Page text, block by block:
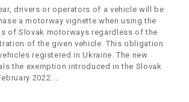
drivers or operators of a vehicle will be
a motorway vignette when using the
of Slovak motorways regardless of the
of the given vehicle. This obligation
registered in Ukraine. The new
the exemption introduced in the Slovak
2022.